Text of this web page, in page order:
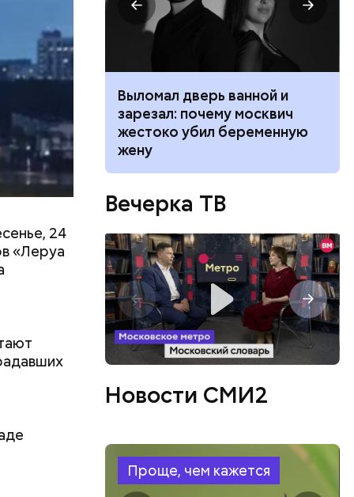
24
«Леруа
часть
молодой
13
в
Выломал дверь ванной и
зарезал: почему москвич
жестоко убил беременную
жену
Вечерка ТВ
Новости СМИ2
Проще, чем кажется